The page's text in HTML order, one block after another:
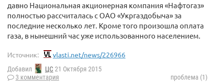
давно Национальная акционерная компания «Нафтогаз»
полностью рассчиталась с ОАО «Укргаздобыча» за
последние несколько лет. Кроме того произошла оплата
газа, в нынешний час уже использованного населением.
Источник: vlasti.net/news/226966
Добавил ЦС21 Октября 2015
3 комментария
проблема (1)